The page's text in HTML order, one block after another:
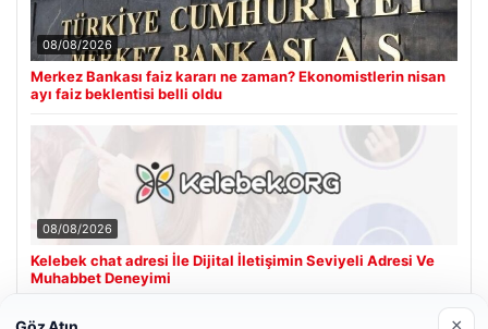
08/08/2026
Merkez Bankası faiz kararı ne zaman? Ekonomistlerin nisan
ayı faiz beklentisi belli oldu
08/08/2026
Kelebek chat adresi İle Dijital İletişimin Seviyeli Adresi Ve
Muhabbet Deneyimi